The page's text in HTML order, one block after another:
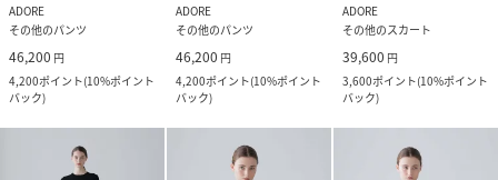
ADORE
その他のパンツ
46,200 円
4,200ポイント(10%ポイント
バック)
ADORE
その他のパンツ
46,200 円
4,200ポイント(10%ポイント
バック)
ADORE
その他のスカート
39,600 円
3,600ポイント(10%ポイント
バック)